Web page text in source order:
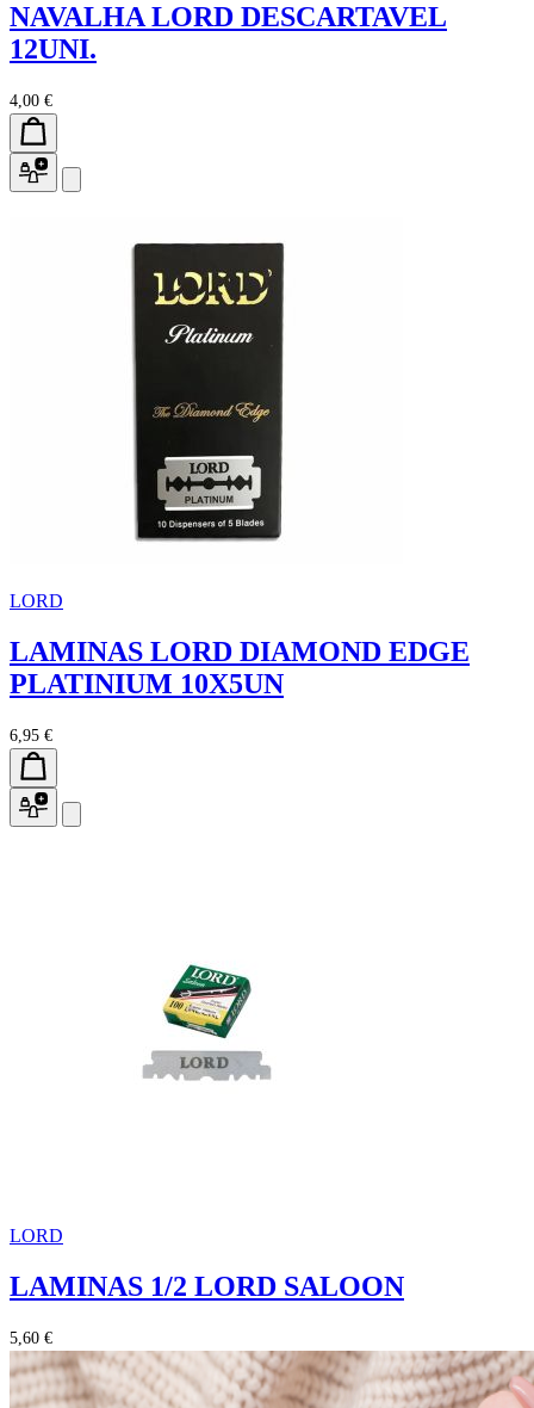
NAVALHA LORD DESCARTAVEL
12UNI.
4,00 €
LORD
LAMINAS LORD DIAMOND EDGE
PLATINIUM 10X5UN
6,95 €
LORD
LAMINAS 1/2 LORD SALOON
5,60 €